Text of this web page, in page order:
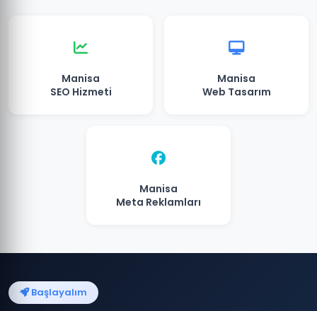
Manisa
SEO Hizmeti
Manisa
Web Tasarım
Manisa
Meta Reklamları
Başlayalım